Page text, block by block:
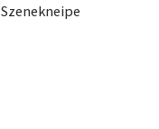
Szenekneipe